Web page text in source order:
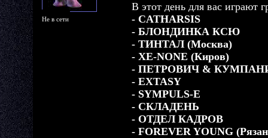
Не в сети
В этот день для вас играют
- CATHARSIS
- БЛОНДИНКА КСЮ
- ТИНТАЛ (Москва)
- XE-NONE (Киров)
- ПЕТРОВИЧ &
- EXTASY
- SYMPULS-E
- СКЛАДЕНЬ
- ОТДЕЛ КАДРОВ
- FOREVER YOUNG